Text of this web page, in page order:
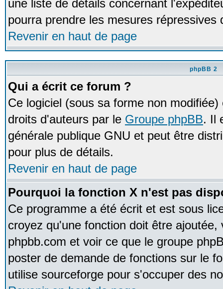
une liste de détails concernant
pourra prendre les mesures répressives
Revenir en haut de page
phpBB 2
Qui a écrit ce forum ?
Ce logiciel (sous sa forme non
droits d'auteurs par le Groupe phpBB. Il
générale publique GNU et peut être
pour plus de détails.
Revenir en haut de page
Pourquoi la fonction X n'est pas
Ce programme a été écrit et est sous
croyez qu'une fonction doit être
phpbb.com et voir ce que le groupe
poster de demande de fonctions sur le
utilise sourceforge pour s'occuper des